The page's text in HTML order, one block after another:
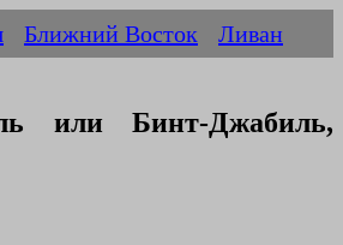
Ближний Восток Ливан
или Бинт-Джабиль,